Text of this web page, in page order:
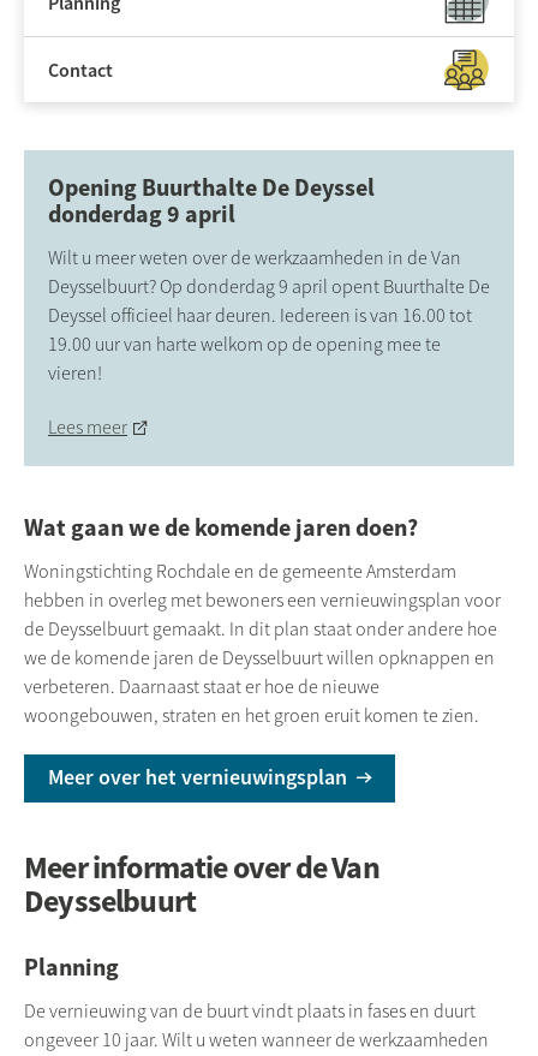
Contact
Opening Buurthalte De Deyssel
donderdag 9 april
Wilt u meer weten over de werkzaamheden in de Van
Deysselbuurt? Op donderdag 9 april opent Buurthalte De
Deyssel officieel haar deuren. Iedereen is van 16.00 tot
19.00 uur van harte welkom op de opening mee te
vieren!
Lees meer
Wat gaan we de komende jaren doen?
Woningstichting Rochdale en de gemeente Amsterdam
hebben in overleg met bewoners een vernieuwingsplan voor
de Deysselbuurt gemaakt. In dit plan staat onder andere hoe
we de komende jaren de Deysselbuurt willen opknappen en
verbeteren. Daarnaast staat er hoe de nieuwe
woongebouwen, straten en het groen eruit komen te zien.
Meer over het vernieuwingsplan
Meer informatie over de Van
Deysselbuurt
Planning
De vernieuwing van de buurt vindt plaats in fases en duurt
ongeveer 10 jaar. Wilt u weten wanneer de werkzaamheden